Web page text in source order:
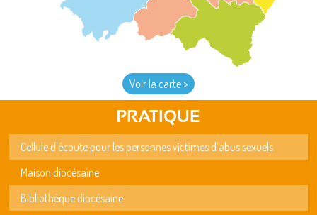
Voir la carte >
PRATIQUE
Cellule d'écoute pour les personnes victimes d'abus sexuels
Maison diocésaine
Bibliothèque diocésaine